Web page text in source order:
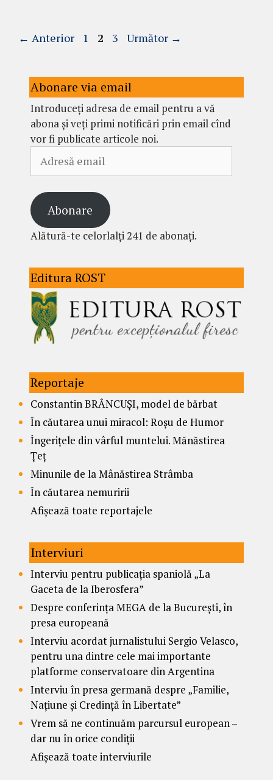
← Anterior Pagina
1 Pagina
2 Pagina
3 Următor →
Abonare via email
Introduceți adresa de email pentru a vă
abona și veți primi notificări prin email cînd
vor fi publicate articole noi.
email
Abonare
Alătură-te celorlalți 241 de abonați.
Editura ROST
Reportaje
Constantin BRÂNCUȘI, model de bărbat
În căutarea unui miracol: Roșu de Humor
Îngerițele din vârful muntelui. Mănăstirea
Țeț
Minunile de la Mânăstirea Strâmba
În căutarea nemuririi
Afișează toate reportajele
Interviuri
Interviu pentru publicația spaniolă „La
Gaceta de la Iberosfera”
Despre conferința MEGA de la București, în
presa europeană
Interviu acordat jurnalistului Sergio Velasco,
pentru una dintre cele mai importante
platforme conservatoare din Argentina
Interviu în presa germană despre „Familie,
Națiune și Credință în Libertate”
Vrem să ne continuăm parcursul european –
dar nu în orice condiții
Afișează toate interviurile